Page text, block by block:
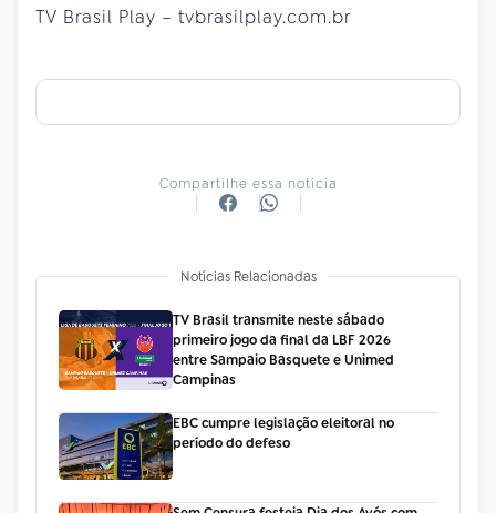
TV Brasil Play – tvbrasilplay.com.br
Compartilhe essa notícia
Notícias Relacionadas
TV Brasil transmite neste sábado
primeiro jogo da final da LBF 2026
entre Sampaio Basquete e Unimed
Campinas
EBC cumpre legislação eleitoral no
período do defeso